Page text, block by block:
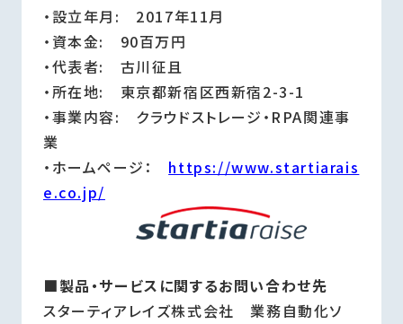
・設立年月: 2017年11月
・資本金: 90百万円
・代表者: 古川征且
・所在地: 東京都新宿区西新宿2-3-1
・事業内容: クラウドストレージ・RPA関連事
業
・ホームページ： https://www.startiarais
e.co.jp/
■製品・サービスに関するお問い合わせ先
スターティアレイズ株式会社 業務自動化ソ